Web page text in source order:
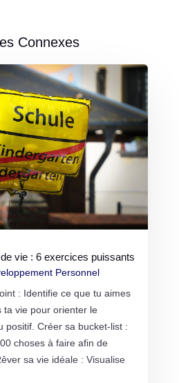
Connexes
vie : 6 exercices puissants
Personnel
: Identifie ce que tu aimes
ta vie pour orienter le
positif. Créer sa bucket-list :
choses à faire afin de
sa vie idéale : Visualise